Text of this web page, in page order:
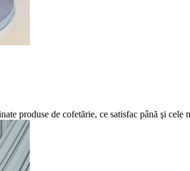
produse de cofetărie, ce satisfac până şi cele